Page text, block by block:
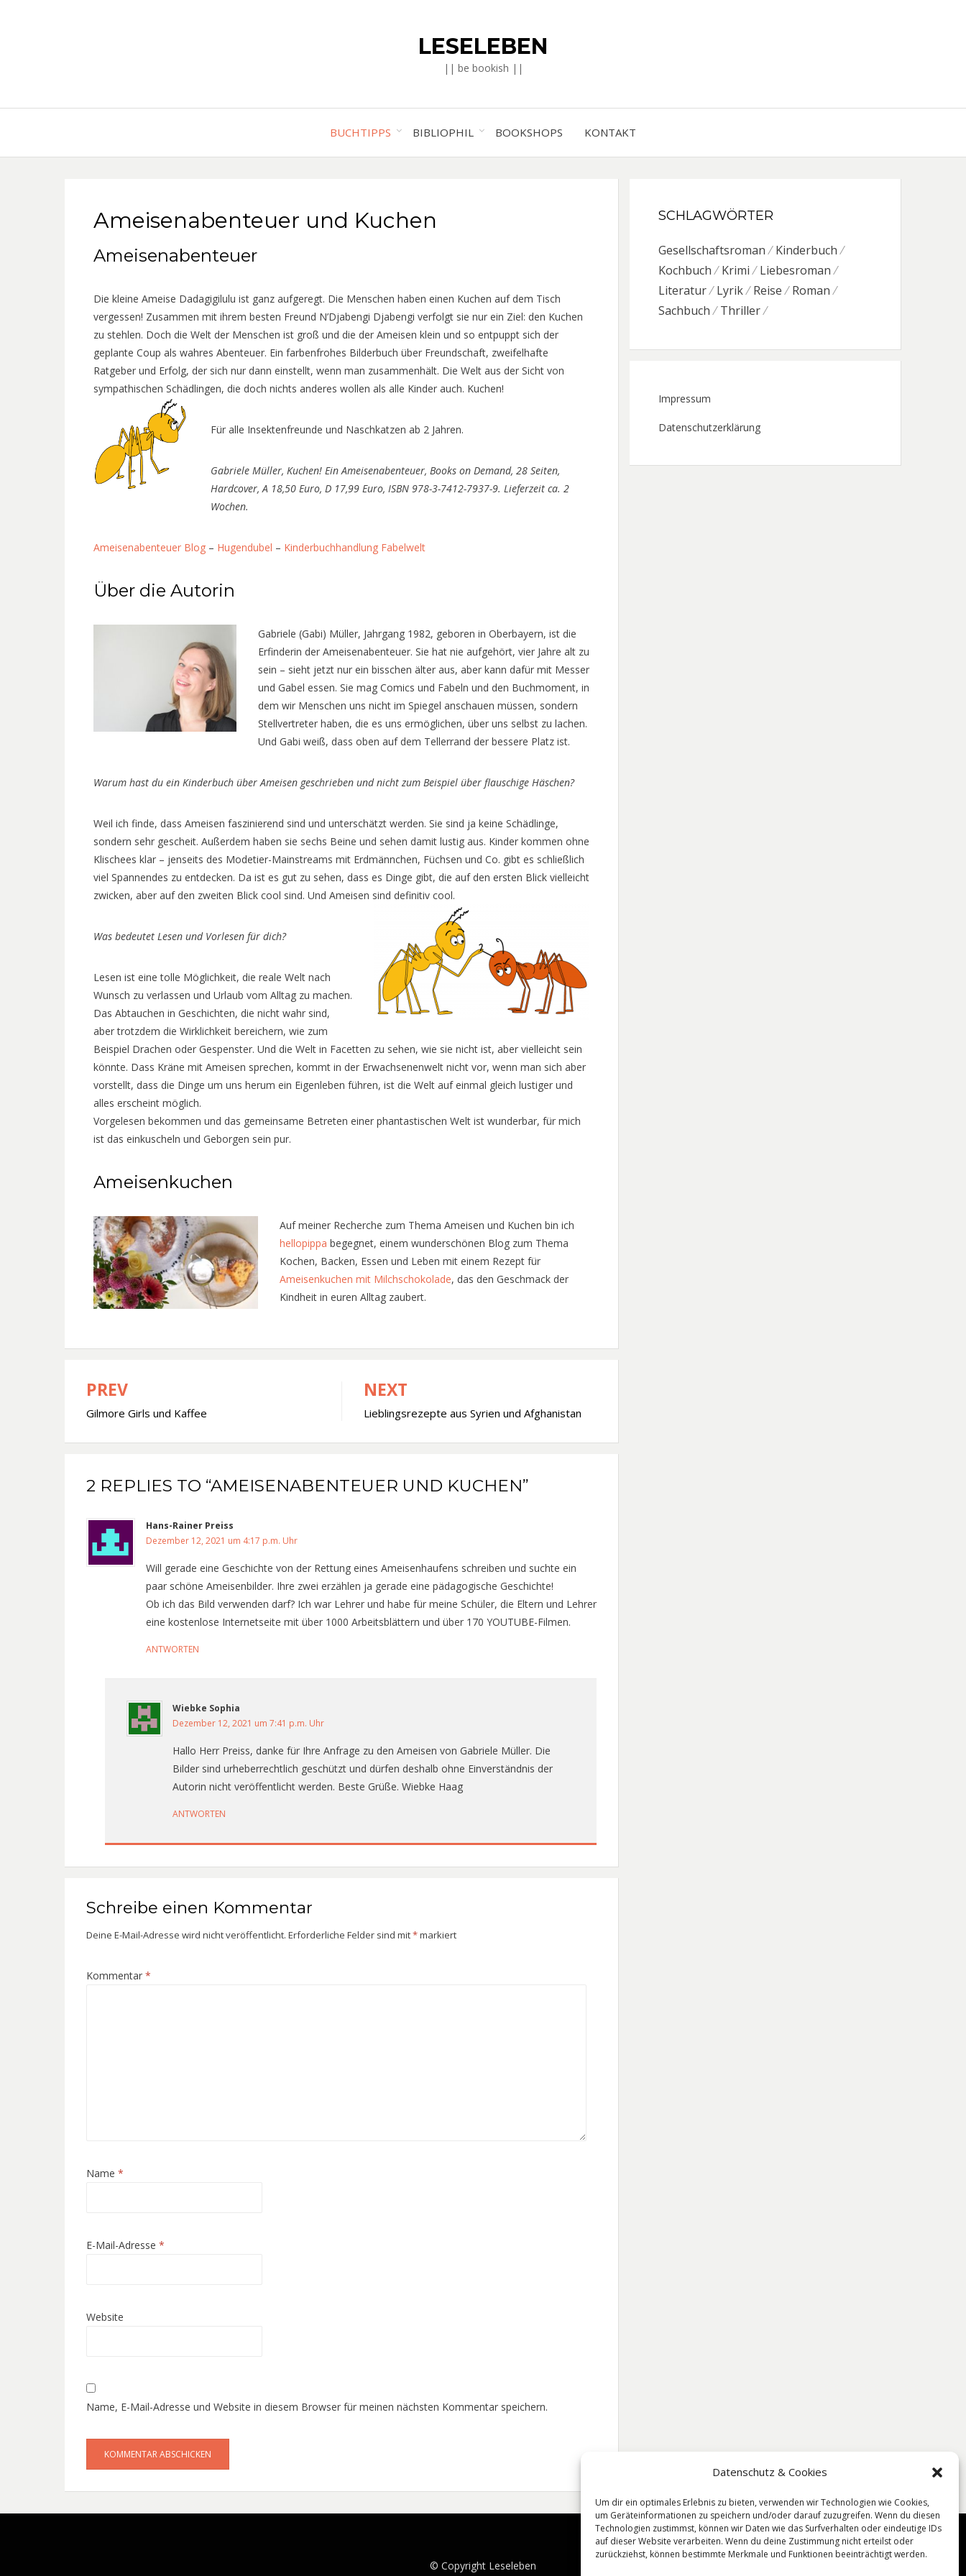
Datenschutz & Cookies
Um dir ein optimales Erlebnis zu bieten, verwenden wir Technologien wie Cookies,
um Geräteinformationen zu speichern und/oder darauf zuzugreifen. Wenn du diesen
Technologien zustimmst, können wir Daten wie das Surfverhalten oder eindeutige IDs
auf dieser Website verarbeiten. Wenn du deine Zustimmung nicht erteilst oder
zurückziehst, können bestimmte Merkmale und Funktionen beeinträchtigt werden.
LESELEBEN
|| be bookish ||
BUCHTIPPS BIBLIOPHIL BOOKSHOPS KONTAKT
Ameisenabenteuer und Kuchen
Ameisenabenteuer
Die kleine Ameise Dadagigilulu ist ganz aufgeregt. Die Menschen haben einen Kuchen auf dem Tisch
vergessen! Zusammen mit ihrem besten Freund N’Djabengi Djabengi verfolgt sie nur ein Ziel: den Kuchen
zu stehlen. Doch die Welt der Menschen ist groß und die der Ameisen klein und so entpuppt sich der
geplante Coup als wahres Abenteuer. Ein farbenfrohes Bilderbuch über Freundschaft, zweifelhafte
Ratgeber und Erfolg, der sich nur dann einstellt, wenn man zusammenhält. Die Welt aus der Sicht von
sympathischen Schädlingen, die doch nichts anderes wollen als alle Kinder auch. Kuchen!
Für alle Insektenfreunde und Naschkatzen ab 2 Jahren.
Gabriele Müller, Kuchen! Ein Ameisenabenteuer, Books on Demand, 28 Seiten,
Hardcover, A 18,50 Euro, D 17,99 Euro, ISBN 978-3-7412-7937-9. Lieferzeit ca. 2
Wochen.
Ameisenabenteuer Blog– Hugendubel – Kinderbuchhandlung Fabelwelt
Über die Autorin
Gabriele (Gabi) Müller, Jahrgang 1982, geboren in Oberbayern, ist die
Erfinderin der Ameisenabenteuer. Sie hat nie aufgehört, vier Jahre alt zu
sein – sieht jetzt nur ein bisschen älter aus, aber kann dafür mit Messer
und Gabel essen. Sie mag Comics und Fabeln und den Buchmoment, in
dem wir Menschen uns nicht im Spiegel anschauen müssen, sondern
Stellvertreter haben, die es uns ermöglichen, über uns selbst zu lachen.
Und Gabi weiß, dass oben auf dem Tellerrand der bessere Platz ist.
Warum hast du ein Kinderbuch über Ameisen geschrieben und nicht zum Beispiel über flauschige Häschen?
Weil ich finde, dass Ameisen faszinierend sind und unterschätzt werden. Sie sind ja keine Schädlinge,
sondern sehr gescheit. Außerdem haben sie sechs Beine und sehen damit lustig aus. Kinder kommen ohne
Klischees klar – jenseits des Modetier-Mainstreams mit Erdmännchen, Füchsen und Co. gibt es schließlich
viel Spannendes zu entdecken. Da ist es gut zu sehen, dass es Dinge gibt, die auf den ersten Blick vielleicht
zwicken, aber auf den zweiten Blick cool sind. Und Ameisen sind definitiv cool.
Was bedeutet Lesen und Vorlesen für dich?
Lesen ist eine tolle Möglichkeit, die reale Welt nach
Wunsch zu verlassen und Urlaub vom Alltag zu machen.
Das Abtauchen in Geschichten, die nicht wahr sind,
aber trotzdem die Wirklichkeit bereichern, wie zum
Beispiel Drachen oder Gespenster. Und die Welt in Facetten zu sehen, wie sie nicht ist, aber vielleicht sein
könnte. Dass Kräne mit Ameisen sprechen, kommt in der Erwachsenenwelt nicht vor, wenn man sich aber
vorstellt, dass die Dinge um uns herum ein Eigenleben führen, ist die Welt auf einmal gleich lustiger und
alles erscheint möglich.
Vorgelesen bekommen und das gemeinsame Betreten einer phantastischen Welt ist wunderbar, für mich
ist das einkuscheln und Geborgen sein pur.
Ameisenkuchen
Auf meiner Recherche zum Thema Ameisen und Kuchen bin ich
hellopippa begegnet, einem wunderschönen Blog zum Thema
Kochen, Backen, Essen und Leben mit einem Rezept für
Ameisenkuchen mit Milchschokolade, das den Geschmack der
Kindheit in euren Alltag zaubert.
Beitragsnavigation
PREV
Gilmore Girls und Kaffee
NEXT
Lieblingsrezepte aus Syrien und Afghanistan
2 REPLIES TO “AMEISENABENTEUER UND KUCHEN”
Hans-Rainer Preiss
Dezember 12, 2021 um 4:17 p.m. Uhr
Will gerade eine Geschichte von der Rettung eines Ameisenhaufens schreiben und suchte ein
paar schöne Ameisenbilder. Ihre zwei erzählen ja gerade eine pädagogische Geschichte!
Ob ich das Bild verwenden darf? Ich war Lehrer und habe für meine Schüler, die Eltern und Lehrer
eine kostenlose Internetseite mit über 1000 Arbeitsblättern und über 170 YOUTUBE-Filmen.
ANTWORTEN
Wiebke Sophia
Dezember 12, 2021 um 7:41 p.m. Uhr
Hallo Herr Preiss, danke für Ihre Anfrage zu den Ameisen von Gabriele Müller. Die
Bilder sind urheberrechtlich geschützt und dürfen deshalb ohne Einverständnis der
Autorin nicht veröffentlicht werden. Beste Grüße. Wiebke Haag
ANTWORTEN
Schreibe einen Kommentar
Deine E-Mail-Adresse wird nicht veröffentlicht. Erforderliche Felder sind mit*markiert
Kommentar *
Name *
E-Mail-Adresse *
Website
Name, E-Mail-Adresse und Website in diesem Browser für meinen nächsten Kommentar speichern.
SCHLAGWÖRTER
Gesellschaftsroman
Kinderbuch
Kochbuch
Krimi
Liebesroman
Literatur
Lyrik Reise
Roman
Sachbuch
Thriller
Impressum
Datenschutzerklärung
© Copyright Leseleben